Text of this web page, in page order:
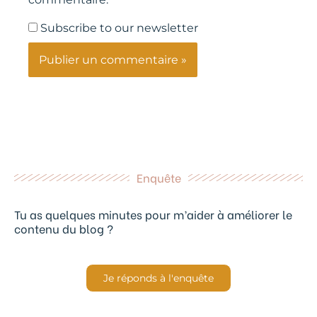
Subscribe to our newsletter
Enquête
Tu as quelques minutes pour m’aider à améliorer le
contenu du blog ?
Je réponds à l'enquête